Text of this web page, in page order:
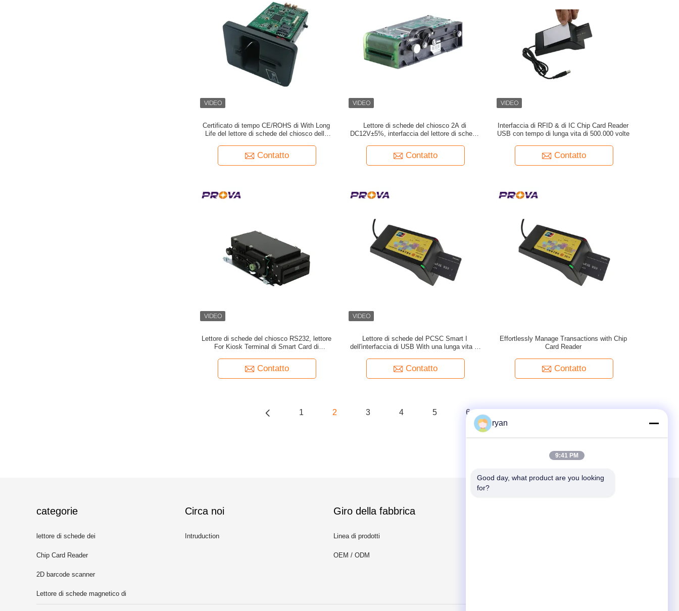
Certificato di tempo CE/ROHS di With Long
Life del lettore di schede del chiosco della
Contatto
Lettore di schede del chiosco 2A di
DC12V±5%, interfaccia del lettore di schede
Contatto
Interfaccia di RFID & di IC Chip Card Reader
USB con tempo di lunga vita di 500.000 volte
Contatto
Lettore di schede del chiosco RS232, lettore
For Kiosk Terminal di Smart Card di
Contatto
Lettore di schede del PCSC Smart I
dell'interfaccia di USB With una lunga vita di
Contatto
Effortlessly Manage Transactions with Chip
Card Reader
Contatto
1 2 3 4 5 6
categorie
lettore di schede dei
Chip Card Reader
2D barcode scanner
Lettore di schede magnetico di
Circa noi
Intruduction
Giro della fabbrica
Linea di prodotti
OEM / ODM
ryan
9:41 PM
Good day, what product are you looking
for?